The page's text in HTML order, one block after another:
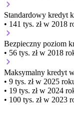
Standardowy kredyt
• 141 tys. zł w 2018
Bezpieczny poziom
• 56 tys. zł w 2018
Maksymalny kredyt
• 9 tys. zł w 2025
• 19 tys. zł w 2024
• 100 tys. zł w 2023